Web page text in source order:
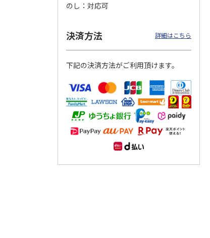
のし
対応可
決済方法 詳細はこちら
下記の決済方法がご利用頂けます。